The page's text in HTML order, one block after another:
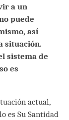
a un
puede
así
situación.
sistema de
es
actual,
es Su Santidad